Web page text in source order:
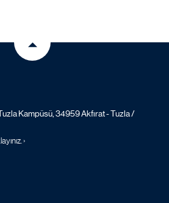
Kampüsü, 34959 Akfırat - Tuzla /
›